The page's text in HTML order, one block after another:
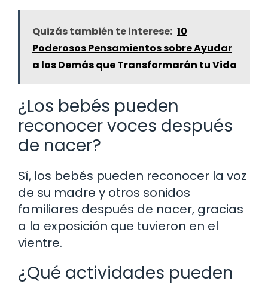
Quizás también te interese: 10
Poderosos Pensamientos sobre Ayudar
a los Demás que Transformarán tu Vida
¿Los bebés pueden
reconocer voces después
de nacer?
Sí, los bebés pueden reconocer la voz
de su madre y otros sonidos
familiares después de nacer, gracias
a la exposición que tuvieron en el
vientre.
¿Qué actividades pueden